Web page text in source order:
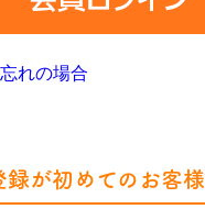
れの場合
録が初めてのお客様